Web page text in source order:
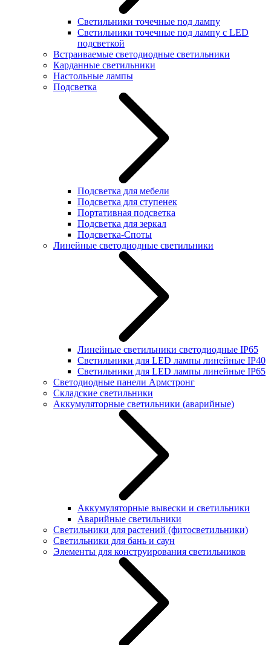
Светильники точечные под лампу
Светильники точечные под лампу с LED
подсветкой
Встраиваемые светодиодные светильники
Карданные светильники
Настольные лампы
Подсветка
Подсветка для мебели
Подсветка для ступенек
Портативная подсветка
Подсветка для зеркал
Подсветка-Споты
Линейные светодиодные светильники
Линейные светильники светодиодные IP65
Светильники для LED лампы линейные IP40
Светильники для LED лампы линейные IP65
Светодиодные панели Армстронг
Складские светильники
Аккумуляторные светильники (аварийные)
Аккумуляторные вывески и светильники
Аварийные светильники
Светильники для растений (фитосветильники)
Светильники для бань и саун
Элементы для конструирования светильников